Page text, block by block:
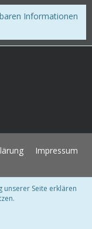
Informationen
Impressum
2018
unserer Seite erklären